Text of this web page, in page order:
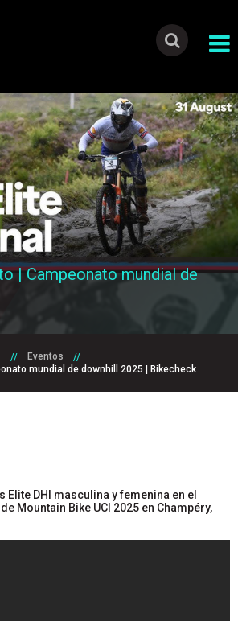
| Campeonato mundial de
Eventos
mundial de downhill 2025 | Bikecheck
Elite DHI masculina y femenina en el
Mountain Bike UCI 2025 en Champéry,